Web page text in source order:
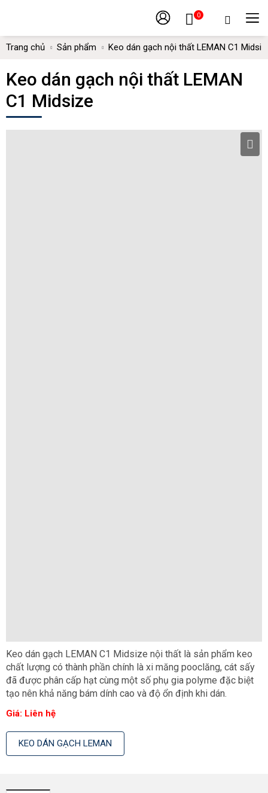
0
Trang chủ Sản phẩm Keo dán gạch nội thất LEMAN C1
Keo dán gạch nội thất LEMAN
C1 Midsize
Keo dán gạch LEMAN C1 Midsize nội thất là sản phẩm keo
chất lượng có thành phần chính là xi măng pooclăng, cát sấy
đã được phân cấp hạt cùng một số phụ gia polyme đặc biệt
tạo nên khả năng bám dính cao và độ ổn định khi dán.
Giá: Liên hệ
KEO DÁN GẠCH LEMAN